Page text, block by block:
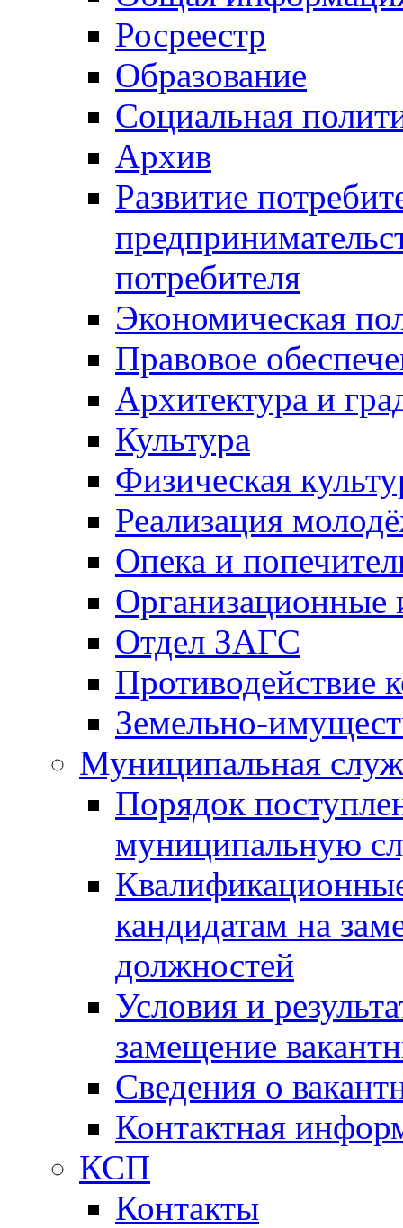
Росреестр
Образование
Социальная
Архив
Развитие
потребителя
Экономическая
Правовое
Архитектура и
Культура
Физическая
Реализация
Опека и
Отдел ЗАГС
Противодействие
Земельно-
Муниципальная
Порядок
муниципальную
кандидатам на
должностей
Условия и
замещение
Сведения о
Контактная
КСП
Контакты